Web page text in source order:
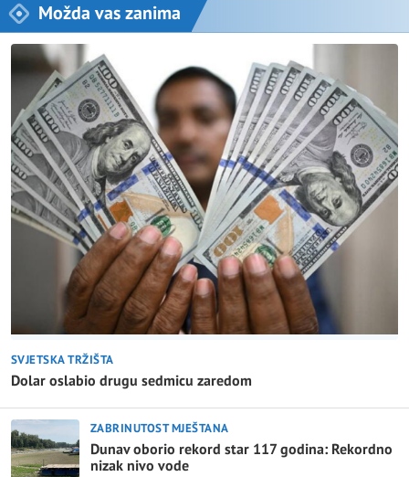
Možda vas zanima
SVJETSKA TRŽIŠTA
Dolar oslabio drugu sedmicu zaredom
ZABRINUTOST MJEŠTANA
Dunav oborio rekord star 117 godina: Rekordno
nizak nivo vode